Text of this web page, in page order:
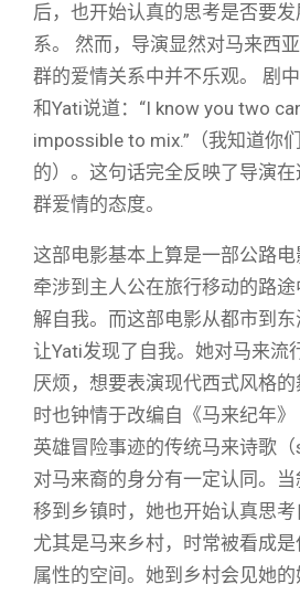
后，也开始认真的思考是否要
系。 然而，导演显然对马来西
群的爱情关系中并不乐观。 剧
和Yati说道：“I know you two
impossible to mix.”（我知道你
的）。这句话完全反映了导演
群爱情的态度。
这部电影基本上算是一部公路
牵涉到主人公在旅行移动的路
解自我。而这部电影从都市到
让Yati发现了自我。她对马来流
厌烦，想要表演现代西式风格
时也钟情于改编自《马来纪年》
英雄冒险事迹的传统马来诗歌
对马来裔的身分有一定认同。
移到乡镇时，她也开始认真思考
尤其是马来乡村，时常被看成
属性的空间。她到乡村会见她